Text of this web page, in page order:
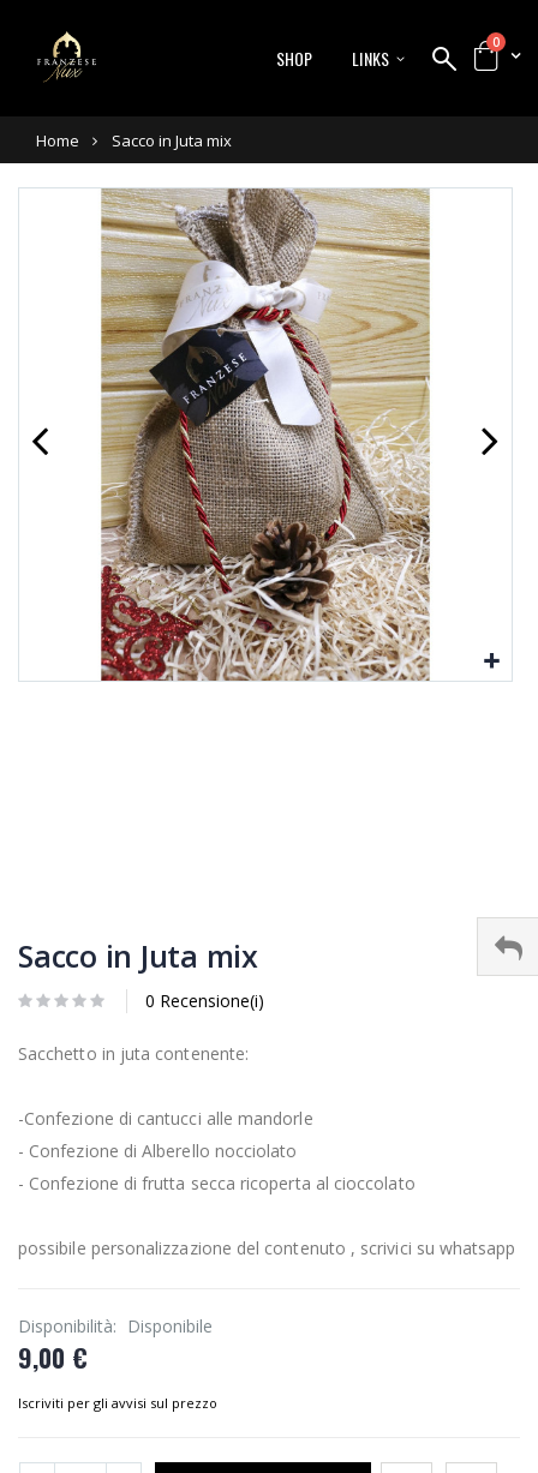
SHOP LINKS
0
Home Sacco in Juta mix
Sacco in Juta mix
0 Recensione(i)
Sacchetto in juta contenente:
-Confezione di cantucci alle mandorle
- Confezione di Alberello nocciolato
- Confezione di frutta secca ricoperta al cioccolato
possibile personalizzazione del contenuto , scrivici su whatsapp
Disponibilità: Disponibile
9,00 €
Iscriviti per gli avvisi sul prezzo